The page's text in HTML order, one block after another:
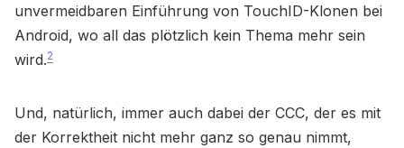
unvermeidbaren Einführung von TouchID-Klonen bei
Android, wo all das plötzlich kein Thema mehr sein
wird.2
Und, natürlich, immer auch dabei der CCC, der es mit
der Korrektheit nicht mehr ganz so genau nimmt,